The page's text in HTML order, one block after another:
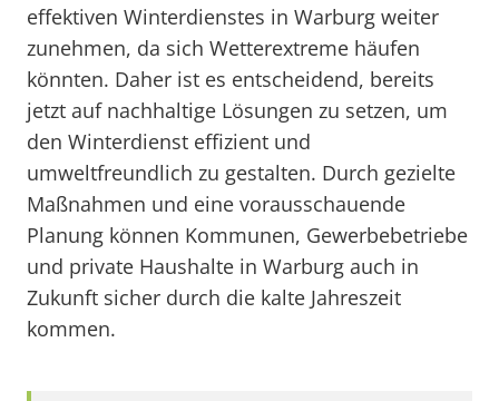
effektiven Winterdienstes in Warburg weiter
zunehmen, da sich Wetterextreme häufen
könnten. Daher ist es entscheidend, bereits
jetzt auf nachhaltige Lösungen zu setzen, um
den Winterdienst effizient und
umweltfreundlich zu gestalten. Durch gezielte
Maßnahmen und eine vorausschauende
Planung können Kommunen, Gewerbebetriebe
und private Haushalte in Warburg auch in
Zukunft sicher durch die kalte Jahreszeit
kommen.